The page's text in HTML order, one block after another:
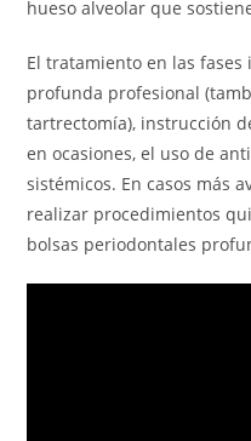
hueso alveolar que
El tratamiento en las
profunda profesional
tartrectomía), instrucción
en ocasiones, el uso de
sistémicos. En casos más
realizar procedimientos
bolsas periodontales